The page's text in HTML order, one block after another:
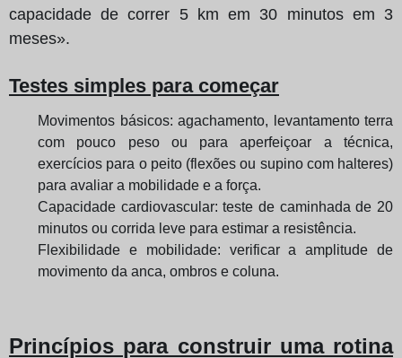
capacidade de correr 5 km em 30 minutos em 3
meses».
Testes simples para começar
Movimentos básicos: agachamento, levantamento terra
com pouco peso ou para aperfeiçoar a técnica,
exercícios para o peito (flexões ou supino com halteres)
para avaliar a mobilidade e a força.
Capacidade cardiovascular: teste de caminhada de 20
minutos ou corrida leve para estimar a resistência.
Flexibilidade e mobilidade: verificar a amplitude de
movimento da anca, ombros e coluna.
Princípios para construir uma rotina